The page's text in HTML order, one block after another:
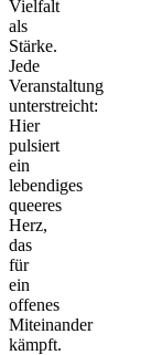
Vielfalt
als
Stärke.
Jede
Veranstaltung
unterstreicht:
Hier
pulsiert
ein
lebendiges
queeres
Herz,
das
für
ein
offenes
Miteinander
kämpft.